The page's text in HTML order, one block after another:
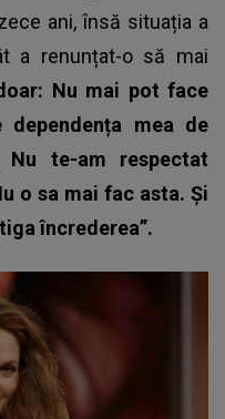
ani, însă situația a
a renunțat-o să mai
Nu mai pot face
mea de
te-am respectat
o sa mai fac asta. Și
încrederea”.